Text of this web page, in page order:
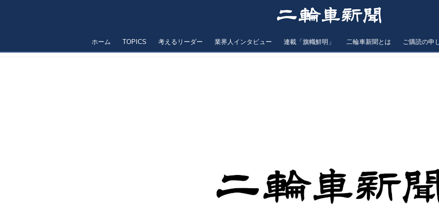
ホーム TOPICS 考えるリーダー 業界人インタビュー 連載「旗幟鮮明」 二輪車新聞とは ご購読の申